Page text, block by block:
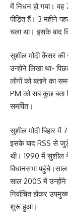
में निधन हो गया।
पीड़ित हैं। 3 महीने
चला था। इसके बाद
सुशील मोदी कैंसर की
उन्होंने लिखा था-
लोगों को बताने का
PM को सब कुछ बता
समर्पित।
सुशील मोदी बिहार
इसके बाद RSS से
थी। 1990 में सुशील
विधानसभा
साल 2005 में उन्होंने
निर्वाचित होकर
शुरू हुआ।